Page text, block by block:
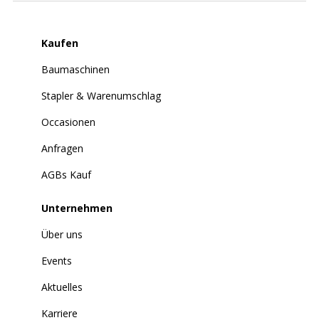
Kaufen
Baumaschinen
Stapler & Warenumschlag
Occasionen
Anfragen
AGBs Kauf
Unternehmen
Über uns
Events
Aktuelles
Karriere